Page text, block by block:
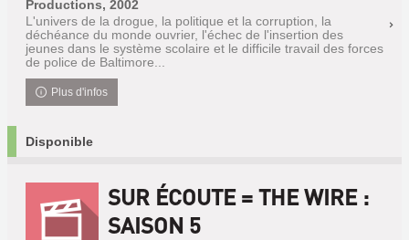
Productions, 2002
L'univers de la drogue, la politique et la corruption, la
déchéance du monde ouvrier, l'échec de l'insertion des
jeunes dans le système scolaire et le difficile travail des forces
de police de Baltimore...
Plus d'infos
Disponible
SUR ÉCOUTE = THE WIRE :
SAISON 5